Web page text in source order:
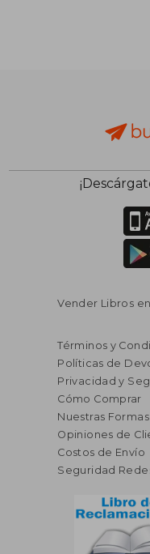
Vender Libros
Términos y
Políticas de
Privacidad y
Cómo Comprar
Nuestras
Opiniones de
Costos de Envío
Seguridad